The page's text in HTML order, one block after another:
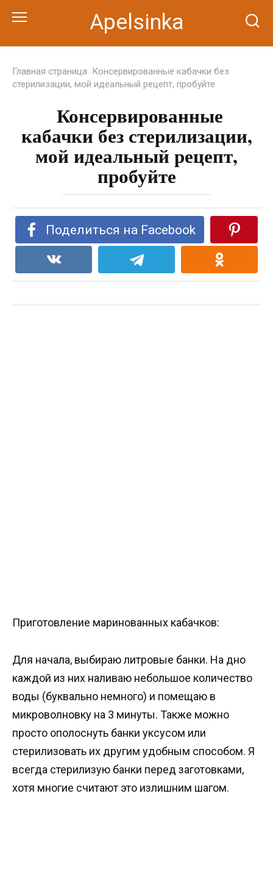
Apelsinka
Главная страница Консервированные кабачки без
стерилизации, мой идеальный рецепт, пробуйте
Консервированные
кабачки без стерилизации,
мой идеальный рецепт,
пробуйте
Поделиться на Facebook
Приготовление маринованных кабачков:
Для начала, выбираю литровые банки. На дно
каждой из них наливаю небольшое количество
воды (буквально немного) и помещаю в
микроволновку на 3 минуты. Также можно
просто ополоснуть банки уксусом или
стерилизовать их другим удобным способом. Я
всегда стерилизую банки перед заготовками,
хотя многие считают это излишним шагом.